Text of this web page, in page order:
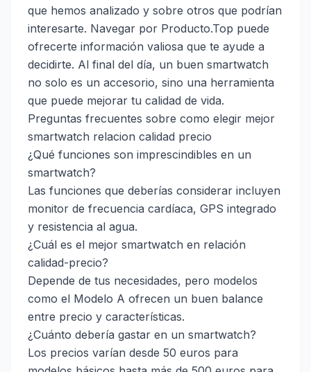
que hemos analizado y sobre otros que podrían
interesarte. Navegar por Producto.Top puede
ofrecerte información valiosa que te ayude a
decidirte. Al final del día, un buen smartwatch
no solo es un accesorio, sino una herramienta
que puede mejorar tu calidad de vida.
Preguntas frecuentes sobre como elegir mejor
smartwatch relacion calidad precio
¿Qué funciones son imprescindibles en un
smartwatch?
Las funciones que deberías considerar incluyen
monitor de frecuencia cardíaca, GPS integrado
y resistencia al agua.
¿Cuál es el mejor smartwatch en relación
calidad-precio?
Depende de tus necesidades, pero modelos
como el Modelo A ofrecen un buen balance
entre precio y características.
¿Cuánto debería gastar en un smartwatch?
Los precios varían desde 50 euros para